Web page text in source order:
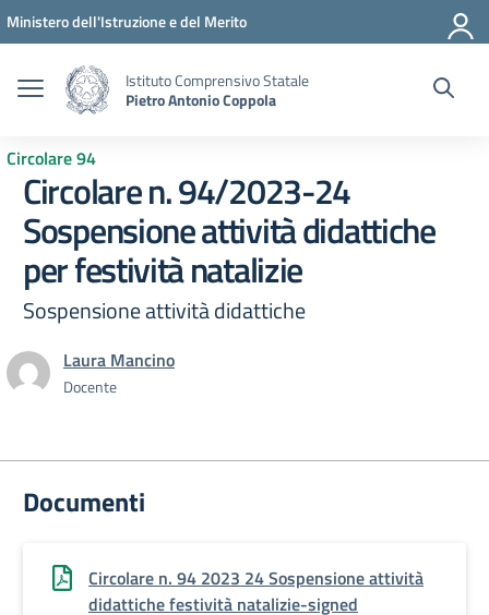
Vai ai contenuti
Vai al menu di navigazione
Vai al footer
Ministero dell'Istruzione e del Merito
Istituto Comprensivo Statale
Pietro Antonio Coppola
Circolare 94
Circolare n. 94/2023-24
Sospensione attività didattiche
per festività natalizie
Sospensione attività didattiche
Laura Mancino
Docente
Documenti
Circolare n. 94 2023 24 Sospensione attività
didattiche festività natalizie-signed